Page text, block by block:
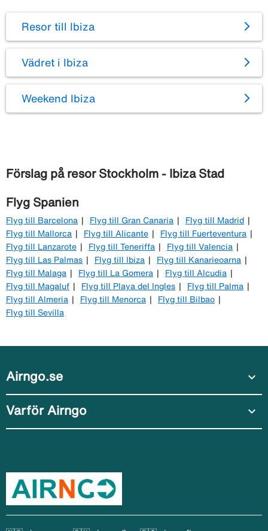
Resor till Ibiza
Vädret i Ibiza
Weekend Ibiza
Förslag på resor Stockholm - Ibiza Stad
Flyg Spanien
Flyg till Barcelona Flyg till Gran Canaria
Flyg till Madrid
Flyg till Mallorca
Flyg till Alicante
Flyg till Fuerteventura
Flyg till Lanzarote
Flyg till Teneriffa
Flyg till Valencia
Flyg till Las Palmas
Flyg till Ibiza
Flyg till Kanarieoarna
Flyg till Malaga
Flyg till La Gomera
Flyg till Alcudia
Flyg till Magaluf
Flyg till Playa del Ingles
Flyg till Palma
Flyg till Almeria
Flyg till Menorca
Flyg till Bilbao
Flyg till Sevilla
Airngo.se expand_more
Varför Airngo expand_more